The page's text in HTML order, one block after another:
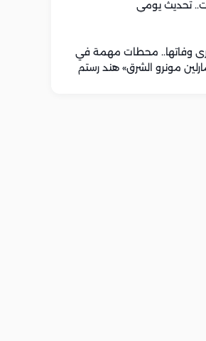
تحديث يومي
وفاتها.. محطات مهمة في
مونرو الشرق» هند رستم